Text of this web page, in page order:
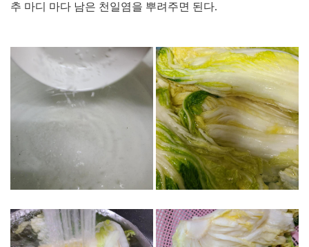
추 마디 마다 남은 천일염을 뿌려주면 된다.